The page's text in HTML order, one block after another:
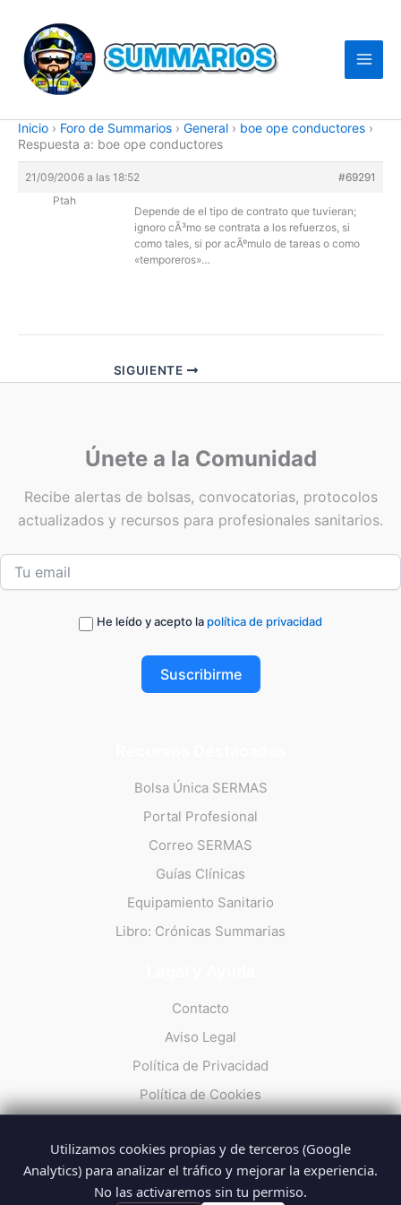
contenido
Inicio › Foro de Summarios › General › boe ope conductores ›
Respuesta a: boe ope conductores
21/09/2006 a las 18:52
#69291
Ptah
Depende de el tipo de contrato que tuvieran;
ignoro cÃ³mo se contrata a los refuerzos, si
como tales, si por acÃºmulo de tareas o como
«temporeros»…
SIGUIENTE
Únete a la Comunidad
Recibe alertas de bolsas, convocatorias, protocolos
actualizados y recursos para profesionales sanitarios.
He leído y acepto la política de privacidad
Suscribirme
Bolsa Única SERMAS
Portal Profesional
Correo SERMAS
Guías Clínicas
Equipamiento Sanitario
Libro: Crónicas Summarias
Contacto
Aviso Legal
Política de Privacidad
Política de Cookies
© 2026 Summarios · La web no oficial de los profesionales del
Utilizamos cookies propias y de terceros (Google
Analytics) para analizar el tráfico y mejorar la experiencia.
No las activaremos sin tu permiso.